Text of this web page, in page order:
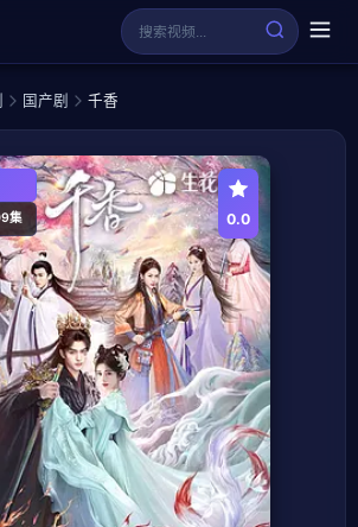
国产剧 千香
集 0.0